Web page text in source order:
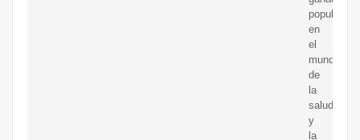
en
el
mundo
de
la
salud
y
la